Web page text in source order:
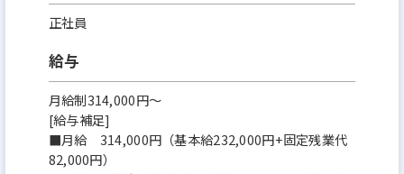
正社員
給与
月給制314,000円～
[給与補足]
■月給 314,000円（基本給232,000円+固定残業代
82,000円）